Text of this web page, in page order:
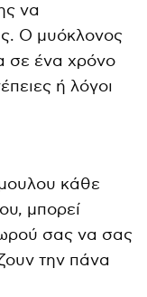
να
Ο μυόκλονος
σε ένα χρόνο
ή λόγοι
κάθε
μπορεί
σας να σας
την πάνα